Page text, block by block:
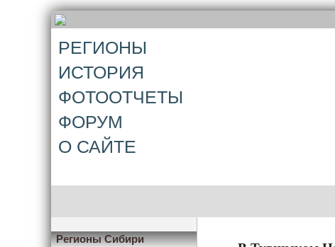
РЕГИОНЫ
ИСТОРИЯ
ФОТООТЧЕТЫ
ФОРУМ
О САЙТЕ
Регионы Сибири